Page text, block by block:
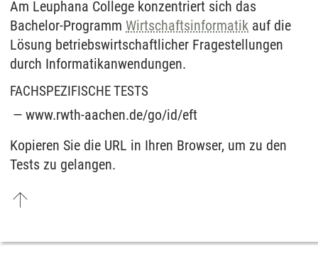
Am Leuphana College konzentriert sich das
Bachelor-Programm Wirtschaftsinformatik auf die
Lösung betriebswirtschaftlicher Fragestellungen
durch Informatikanwendungen.
FACHSPEZIFISCHE TESTS
www.rwth-aachen.de/go/id/eft
Kopieren Sie die URL in Ihren Browser, um zu den
Tests zu gelangen.